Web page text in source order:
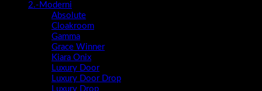
2.-Moderni
Absolute
Cloakroom
Gamma
Grace Winner
Kiara Onix
Luxury Door
Luxury Door Drop
Luxury Drop